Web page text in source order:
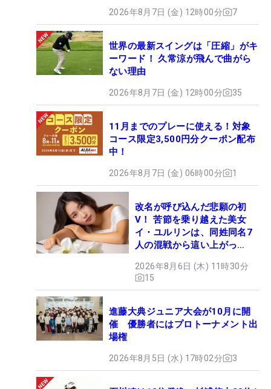
2026年8月7日 (金) 12時00分 7
世界の最新スイングは「圧縮」がキ
ーワード！ 久常涼が飛んで曲がら
ない理由
2026年8月7日 (金) 12時00分 35
11月までのプレーに使える！対象
コース限定3,500円分クーポン配布
中！
2026年8月7日 (金) 06時00分 1
改名が呼び込んだ悲願の初
V！ 苦節を乗り越えた美女
イ・ユルリンは、同姓同名7
人の混戦から這い上がっ
2026年8月6日 (木) 11時30分
15
進藤大典ジュニア大会が10月に開
催 優勝者にはプロトーナメント出
場権
2026年8月5日 (水) 17時02分 3